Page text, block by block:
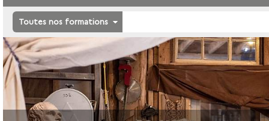
Toutes nos formations